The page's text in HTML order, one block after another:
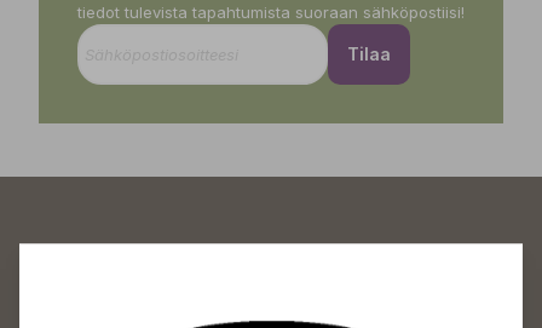
tiedot tulevista tapahtumista suoraan sähköpostiisi!
Tilaa